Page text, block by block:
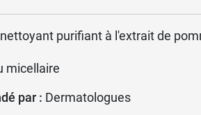
purifiant à l'extrait de
micellaire
par : Dermatologues